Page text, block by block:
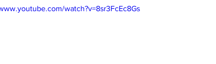
watch?v=8sr3FcEc8Gs